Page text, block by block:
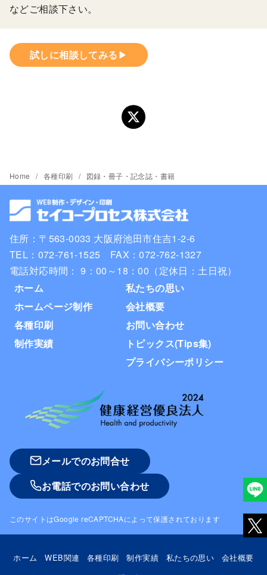
などご相談下さい。
試しに相談してみる▶
Home 各種印刷 図録・冊子・記念誌・書籍
住所：〒563-0033 大阪府池田市住吉1-2-6
TEL：072-761-1525 FAX：072-762-1327
電話対応時間： 9：00～18：00（定休日：土日祝）
ホーム
私たちの思い
ホームページ制作
会社概要
各種印刷
お問い合わせ
制作実績
トピックス(Tips集)
プライバシーポリシー
メールでのお問合せ
お電話でのお問い合わせ
このサイトはGoogle reCAPTCHAによって保護されております
ホーム WEB関連 各種印刷 制作実績 私たちの思い
会社概要